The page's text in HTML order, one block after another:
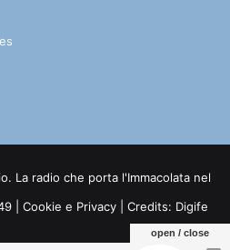
La radio che porta l'Immacolata nel
| Cookie e Privacy | Credits: Digife
open / close